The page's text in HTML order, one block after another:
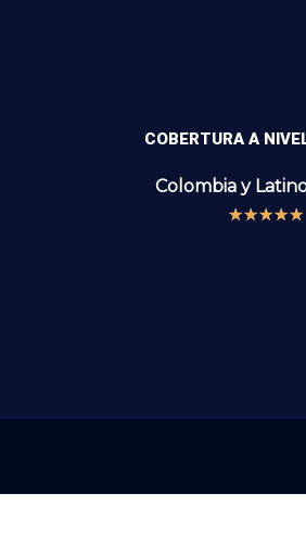
COBERTURA A
Colombia y
★★★★★